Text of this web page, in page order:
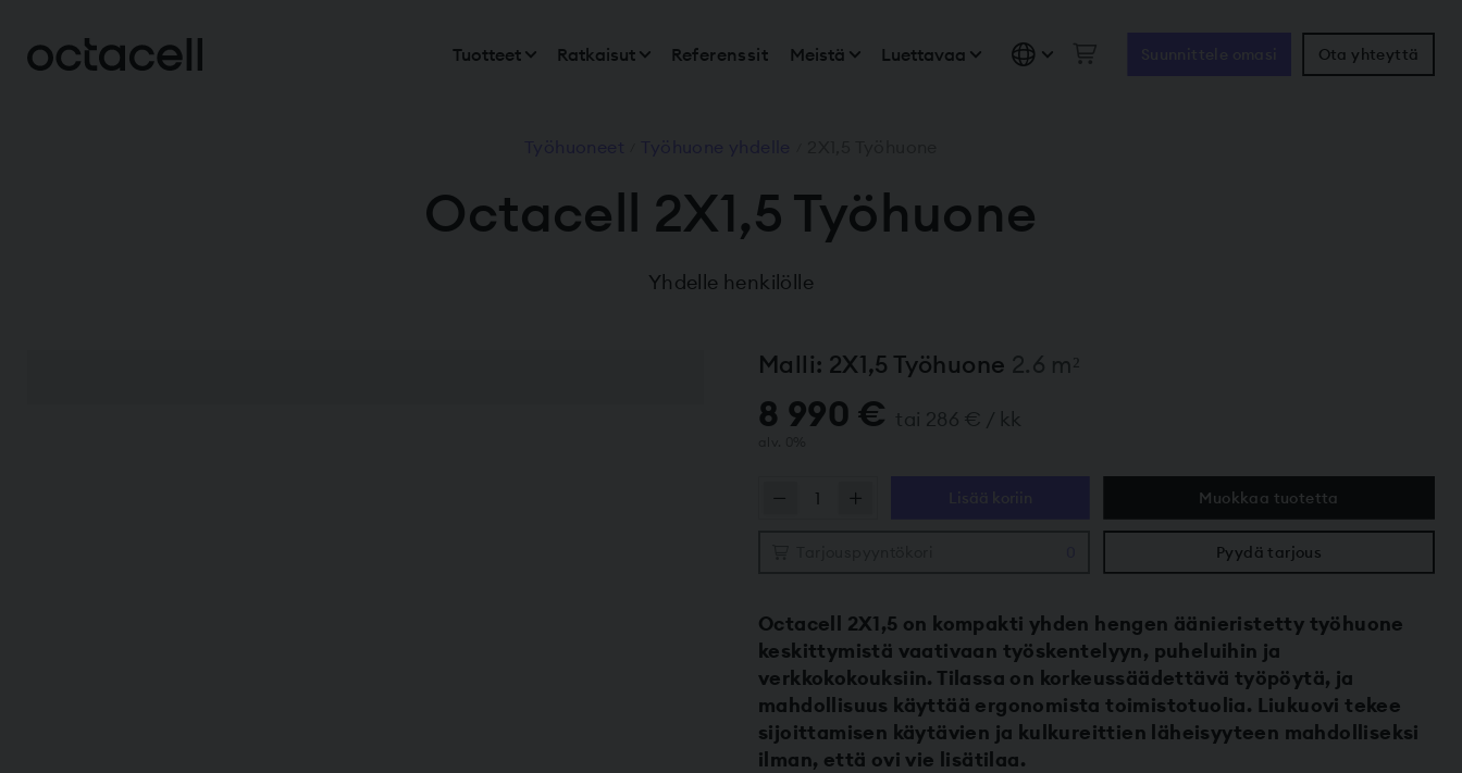
Tuotteet Ratkaisut Referenssit Meistä Luettavaa Ota yhteyttä
Octacell 2X1,5 Työhuone
Yhdelle henkilölle
Malli: 2X1,5 Työhuone 2.6 m²
8 990 € tai 286 € / kk
Muokkaa tuotetta
Pyydä tarjous
Octacell 2X1,5 on kompakti yhden hengen äänieristetty työhuone
keskittymistä vaativaan työskentelyyn, puheluihin ja
verkkokokouksiin. Tilassa on korkeussäädettävä työpöytä, ja
mahdollisuus käyttää ergonomista toimistotuolia. Liukuovi tekee
sijoittamisen käytävien ja kulkureittien läheisyyteen mahdolliseksi
ilman, että ovi vie lisätilaa.